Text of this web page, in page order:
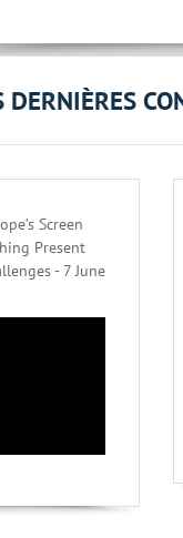
Screen
Present
- 7 June